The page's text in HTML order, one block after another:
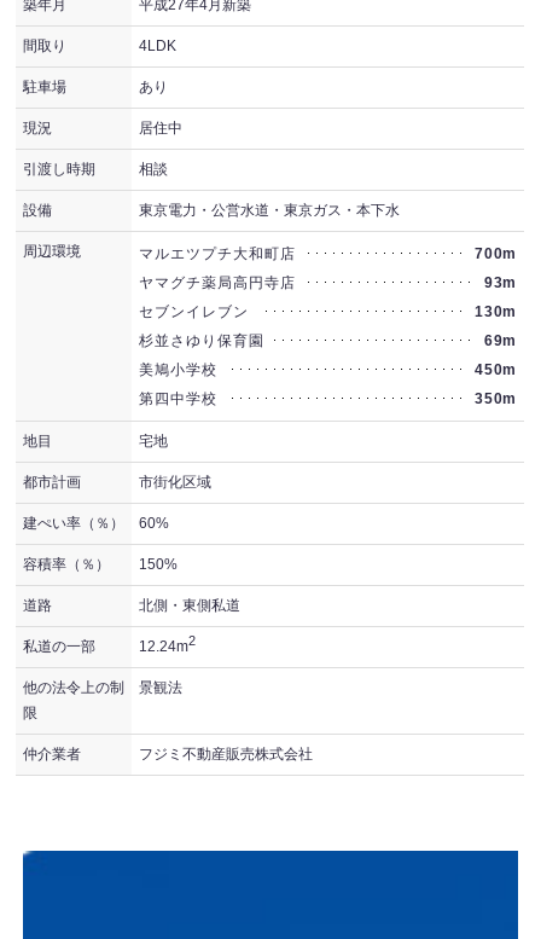
築年月 平成27年4月新築
間取り 4LDK
駐車場 あり
現況 居住中
引渡し時期 相談
設備 東京電力・公営水道・東京ガス・本下水
周辺環境 マルエツプチ大和町店
700m
ヤマグチ薬局高円寺店
93m
セブンイレブン
130m
杉並さゆり保育園
69m
美鳩小学校
450m
第四中学校
350m
地目 宅地
都市計画 市街化区域
建ぺい率（％） 60%
容積率（％） 150%
道路 北側・東側私道
私道の一部 12.24m2
他の法令上の制
限
景観法
仲介業者 フジミ不動産販売株式会社